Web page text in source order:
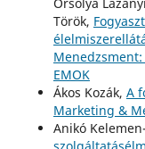
Orsolya
Török,
Menedzsment:
EMOK
Ákos Kozák, A
Marketing &
Anikó